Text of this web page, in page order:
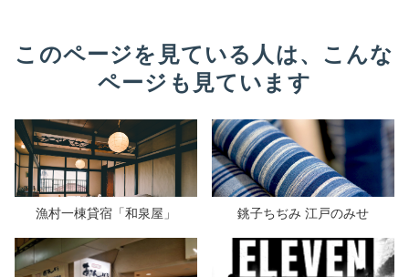
このページを見ている人は、こんな
ページも見ています
漁村一棟貸宿「和泉屋」 銚子ちぢみ 江戸のみせ